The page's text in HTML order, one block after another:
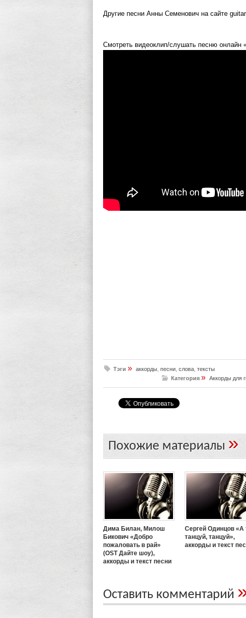
Другие песни Анны Семенович на сайте
Смотреть видеоклип/слушать песню онлайн
Тэги » аккорды песни слова тексты
Категория » Аккорды для
Похожие материалы»
Дима Билан, Милош
Бикович «Добро
пожаловать в рай»
(OST Дайте шоу),
аккорды и текст песни
Сергей Одинцов «А
танцуй, танцуй»,
аккорды и текст
Оставить комментарий